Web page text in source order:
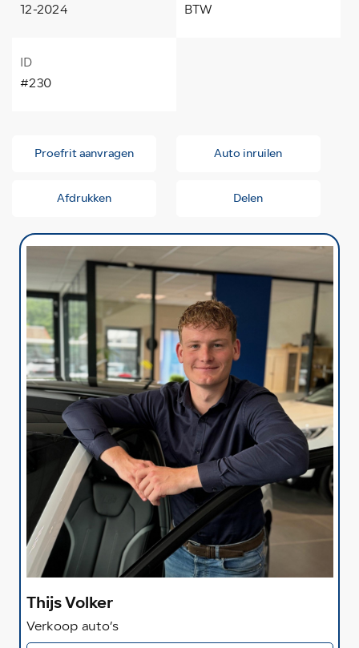
12-2024
BTW
ID
#230
Proefrit aanvragen Auto inruilen
Afdrukken Delen
Thijs Volker
Verkoop auto’s